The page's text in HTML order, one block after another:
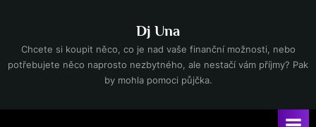
content
Dj Una
Chcete si koupit něco, co je nad vaše finanční možnosti, nebo
potřebujete něco naprosto nezbytného, ale nestačí vám příjmy? Pak
by mohla pomoci půjčka.